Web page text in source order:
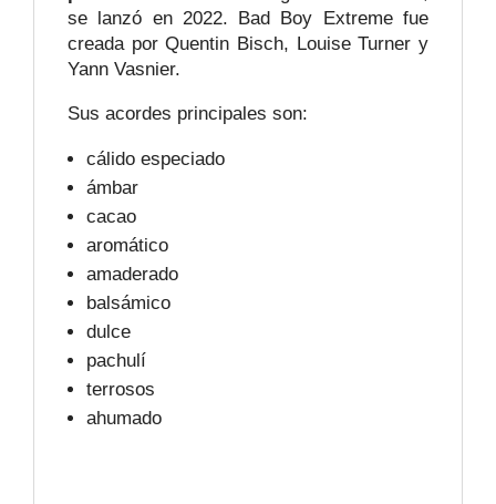
se lanzó en 2022. Bad Boy Extreme fue
creada por Quentin Bisch, Louise Turner y
Yann Vasnier.
Sus acordes principales son:
cálido especiado
ámbar
cacao
aromático
amaderado
balsámico
dulce
pachulí
terrosos
ahumado